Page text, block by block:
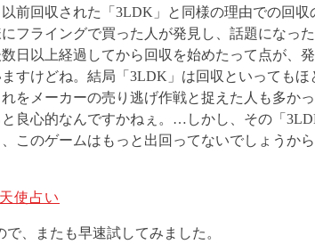
前回収された「3LDK」と同様の理由での回収
フライングで買った人が発見し、話題になっ
日以上経過してから回収を始めたって点が、
すけどね。結局「3LDK」は回収といっても
をメーカーの売り逃げ作戦と捉えた人も多か
と良心的なんですかねぇ。…しかし、その「
このゲームはもっと出回ってないでしょうか
使占い
で、またも早速試してみました。